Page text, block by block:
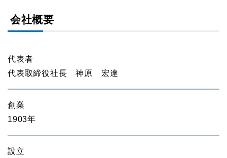
会社概要
代表者
代表取締役社長 神原 宏達
創業
1903年
設立